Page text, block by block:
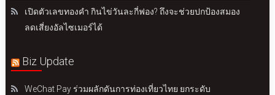
เปิดตัวเลขทองคำ กินไข่วันละกี่ฟอง? ถึงจะช่วยปกป้องสมอง
ลดเสี่ยงอัลไซเมอร์ได้
Biz Update
WeChat Pay ร่วมผลักดันการท่องเที่ยวไทย ยกระดับ